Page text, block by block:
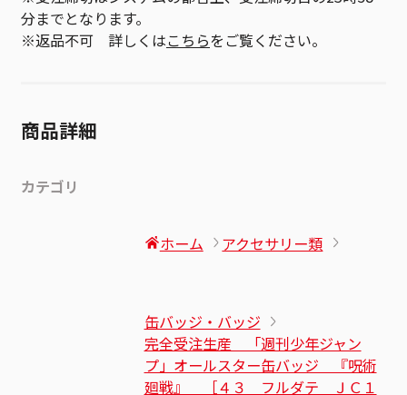
分までとなります。
※返品不可 詳しくはこちらをご覧ください。
商品詳細
カテゴリ
ホーム アクセサリー類
缶バッジ・バッジ
完全受注生産 「週刊少年ジャン
プ」オールスター缶バッジ 『呪術
廻戦』 ［４３ フルダテ ＪＣ１